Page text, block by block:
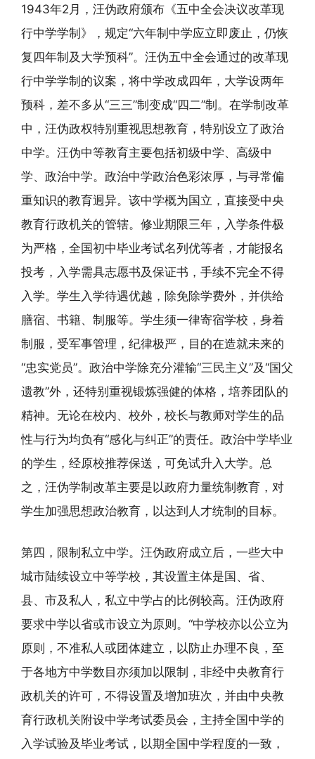
1943年2月，汪伪政府颁布《五中全会决议改革现
行中学学制》，规定“六年制中学应立即废止，仍恢
复四年制及大学预科”。汪伪五中全会通过的改革现
行中学学制的议案，将中学改成四年，大学设两年
预科，差不多从“三三”制变成“四二”制。在学制改革
中，汪伪政权特别重视思想教育，特别设立了政治
中学。汪伪中等教育主要包括初级中学、高级中
学、政治中学。政治中学政治色彩浓厚，与寻常偏
重知识的教育迥异。该中学概为国立，直接受中央
教育行政机关的管辖。修业期限三年，入学条件极
为严格，全国初中毕业考试名列优等者，才能报名
投考，入学需具志愿书及保证书，手续不完全不得
入学。学生入学待遇优越，除免除学费外，并供给
膳宿、书籍、制服等。学生须一律寄宿学校，身着
制服，受军事管理，纪律极严，目的在造就未来的
“忠实党员”。政治中学除充分灌输“三民主义”及“国父
遗教”外，还特别重视锻炼强健的体格，培养团队的
精神。无论在校内、校外，校长与教师对学生的品
性与行为均负有“感化与纠正”的责任。政治中学毕业
的学生，经原校推荐保送，可免试升入大学。总
之，汪伪学制改革主要是以政府力量统制教育，对
学生加强思想政治教育，以达到人才统制的目标。
第四，限制私立中学。汪伪政府成立后，一些大中
城市陆续设立中等学校，其设置主体是国、省、
县、市及私人，私立中学占的比例较高。汪伪政府
要求中学以省或市设立为原则。“中学校亦以公立为
原则，不准私人或团体建立，以防止办理不良，至
于各地方中学数目亦须加以限制，非经中央教育行
政机关的许可，不得设置及增加班次，并由中央教
育行政机关附设中学考试委员会，主持全国中学的
入学试验及毕业考试，以期全国中学程度的一致，